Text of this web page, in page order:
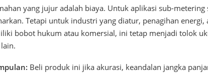
yang jujur ​​adalah biaya. Untuk aplikasi sub-
Tetapi untuk industri yang diatur, penagihan
bobot hukum atau komersial, ini tetap menjadi tolok
Beli produk ini jika akurasi, keandalan jangka